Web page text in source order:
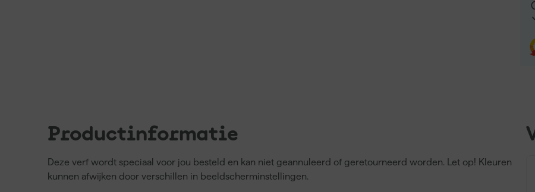
Productinformatie
Deze verf wordt speciaal voor jou besteld en kan niet geannuleerd of geretourneerd worden. Let op! Kleuren
kunnen afwijken door verschillen in beeldscherminstellingen.